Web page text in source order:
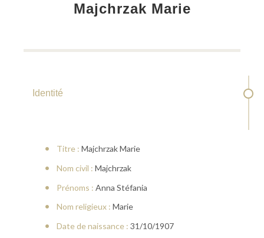
Majchrzak Marie
Identité
Titre : Majchrzak Marie
Nom civil : Majchrzak
Prénoms : Anna Stéfania
Nom religieux : Marie
Date de naissance : 31/10/1907